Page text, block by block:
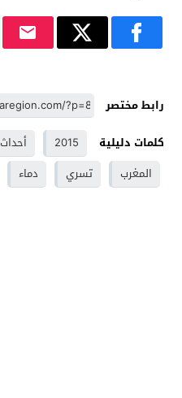
رابط مختصر
كلمات دليلية
2015 أحداث
المغرب
تسري دماء